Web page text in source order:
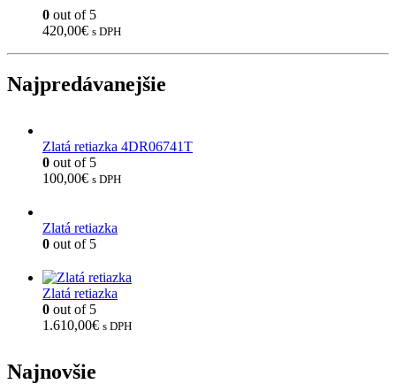
0 out of 5
420,00€ s DPH
Najpredávanejšie
Zlatá retiazka 4DR06741T
0 out of 5
100,00€ s DPH
Zlatá retiazka
0 out of 5
Zlatá retiazka
0 out of 5
1.610,00€ s DPH
Najnovšie